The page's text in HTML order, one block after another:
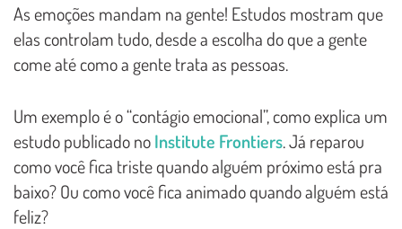
As emoções mandam na gente! Estudos mostram que
elas controlam tudo, desde a escolha do que a gente
come até como a gente trata as pessoas.
Um exemplo é o “contágio emocional”, como explica um
estudo publicado noInstitute Frontiers. Já reparou
como você fica triste quando alguém próximo está pra
baixo? Ou como você fica animado quando alguém está
feliz?